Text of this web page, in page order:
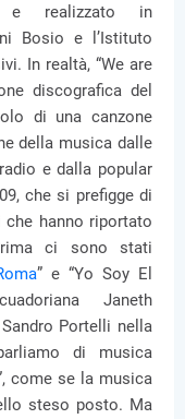
e realizzato in
Bosio e l’Istituto
In realtà, “We are
discografica del
di una canzone
della musica dalle
e dalla popular
che si prefigge di
hanno riportato
ci sono stati
” e “Yo Soy El
Janeth
Portelli nella
di musica
come se la musica
steso posto. Ma